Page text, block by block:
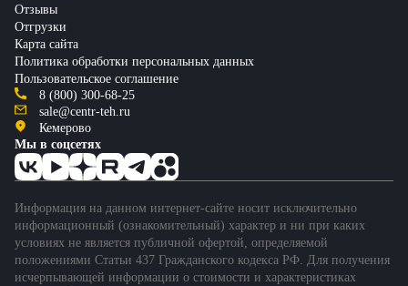
Отзывы
Отгрузки
Карта сайта
Политика обработки персональных данных
Пользовательское соглашение
8 (800) 300-68-25
sale@centr-teh.ru
Кемерово
Мы в соцсетях
Информация на данном интернет-сайте носит исключительно
информационный (ознакомительный) характер и ни при каких
условиях не является публичной офертой, определяемой
положениями Статьи 437 Гражданского кодекса РФ. Для получения
исчерпывающей информации о стоимости и характеристиках